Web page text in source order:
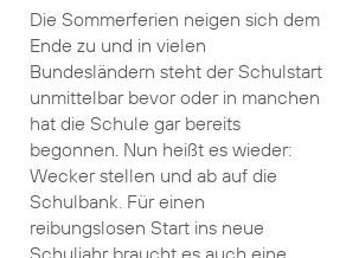
Die Sommerferien neigen sich dem
Ende zu und in vielen
Bundesländern steht der Schulstart
unmittelbar bevor oder in manchen
hat die Schule gar bereits
begonnen. Nun heißt es wieder:
Wecker stellen und ab auf die
Schulbank. Für einen
reibungslosen Start ins neue
Schuljahr braucht es auch eine